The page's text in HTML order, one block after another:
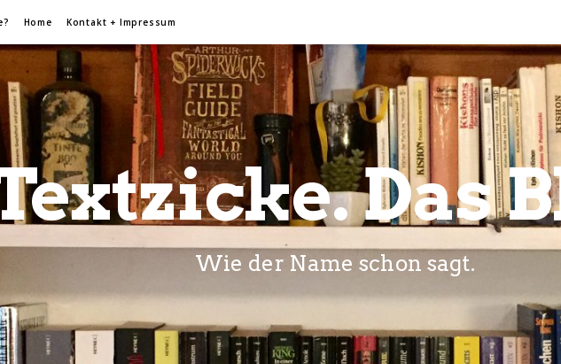
Home Kontakt + Impressum
Das
Wie der Name schon sagt.